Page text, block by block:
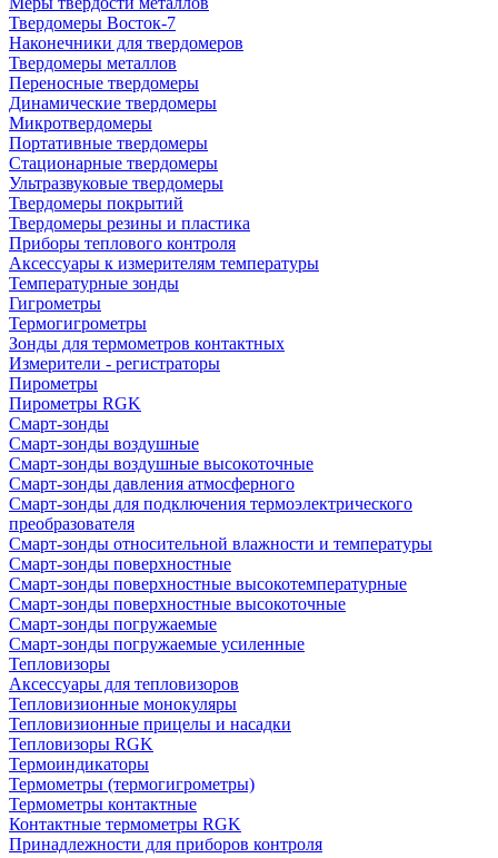
Твердомеры Восток-7
Наконечники для твердомеров
Твердомеры металлов
Переносные твердомеры
Динамические твердомеры
Микротвердомеры
Портативные твердомеры
Стационарные твердомеры
Ультразвуковые твердомеры
Твердомеры покрытий
Твердомеры резины и пластика
Приборы теплового контроля
Аксессуары к измерителям температуры
Температурные зонды
Гигрометры
Термогигрометры
Зонды для термометров контактных
Измерители - регистраторы
Пирометры
Пирометры RGK
Смарт-зонды
Смарт-зонды воздушные
Смарт-зонды воздушные высокоточные
Смарт-зонды давления атмосферного
Смарт-зонды для подключения термоэлектрического
преобразователя
Смарт-зонды относительной влажности и температуры
Смарт-зонды поверхностные
Смарт-зонды поверхностные высокотемпературные
Смарт-зонды поверхностные высокоточные
Смарт-зонды погружаемые
Смарт-зонды погружаемые усиленные
Тепловизоры
Аксессуары для тепловизоров
Тепловизионные монокуляры
Тепловизионные прицелы и насадки
Тепловизоры RGK
Термоиндикаторы
Термометры (термогигрометры)
Термометры контактные
Контактные термометры RGK
Принадлежности для приборов контроля